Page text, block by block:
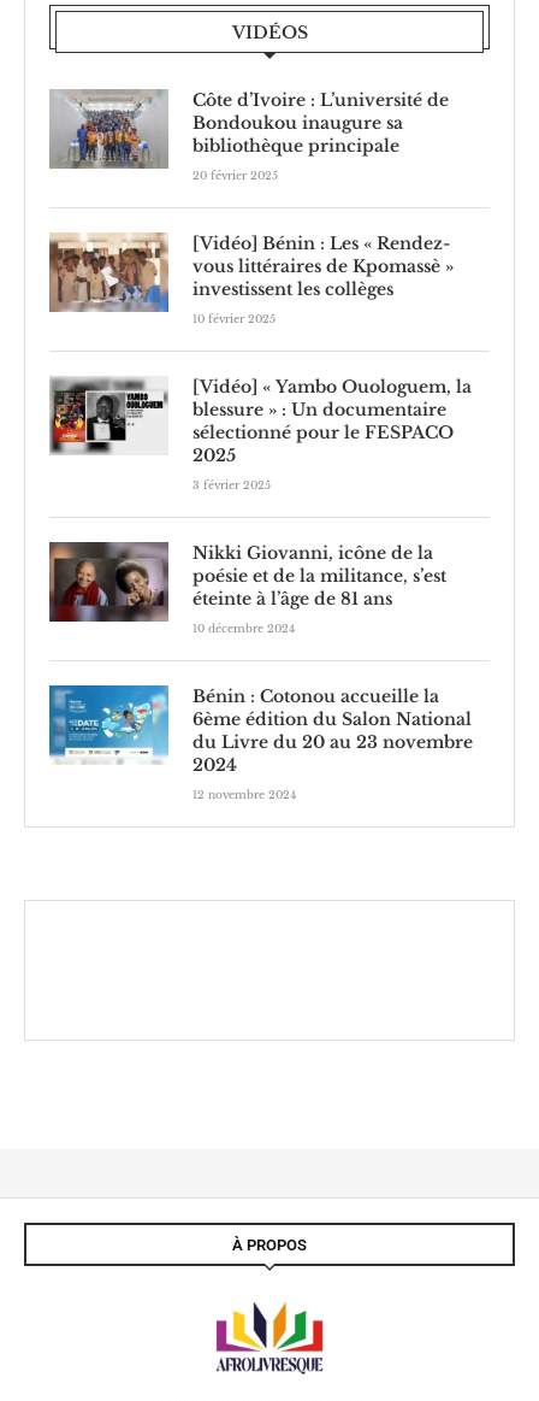
VIDÉOS
Côte d’Ivoire : L’université de
Bondoukou inaugure sa
bibliothèque principale
20 février 2025
[Vidéo] Bénin : Les « Rendez-
vous littéraires de Kpomassè »
investissent les collèges
10 février 2025
[Vidéo] « Yambo Ouologuem, la
blessure » : Un documentaire
sélectionné pour le FESPACO
2025
3 février 2025
Nikki Giovanni, icône de la
poésie et de la militance, s’est
éteinte à l’âge de 81 ans
10 décembre 2024
Bénin : Cotonou accueille la
6ème édition du Salon National
du Livre du 20 au 23 novembre
2024
12 novembre 2024
À PROPOS